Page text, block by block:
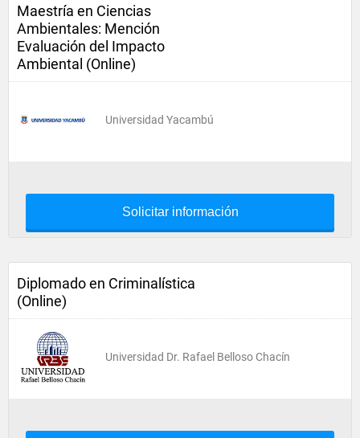
Maestría en Ciencias
Ambientales: Mención
Evaluación del Impacto
Ambiental (Online)
Universidad Yacambú
Solicitar información
Diplomado en Criminalística
(Online)
Universidad Dr. Rafael Belloso Chacín